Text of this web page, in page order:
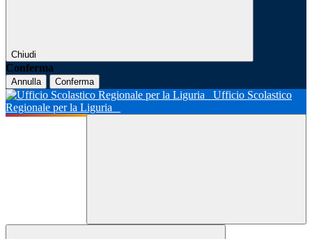
Chiudi
Conferma
Annulla Conferma
Ufficio Scolastico
Regionale per la Liguria